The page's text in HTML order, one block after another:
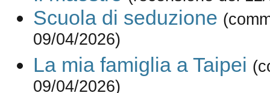
Scuola di seduzione
09/04/2026)
La mia famiglia a Taipei
09/04/2026)